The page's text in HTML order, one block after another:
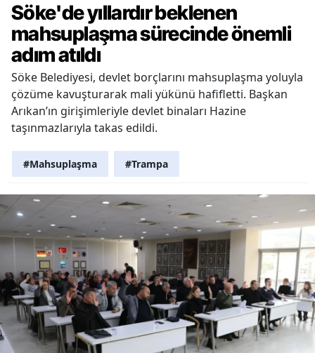
Söke'de yıllardır beklenen
mahsuplaşma sürecinde önemli
adım atıldı
Söke Belediyesi, devlet borçlarını mahsuplaşma yoluyla
çözüme kavuşturarak mali yükünü hafifletti. Başkan
Arıkan’ın girişimleriyle devlet binaları Hazine
taşınmazlarıyla takas edildi.
#Mahsuplaşma #Trampa